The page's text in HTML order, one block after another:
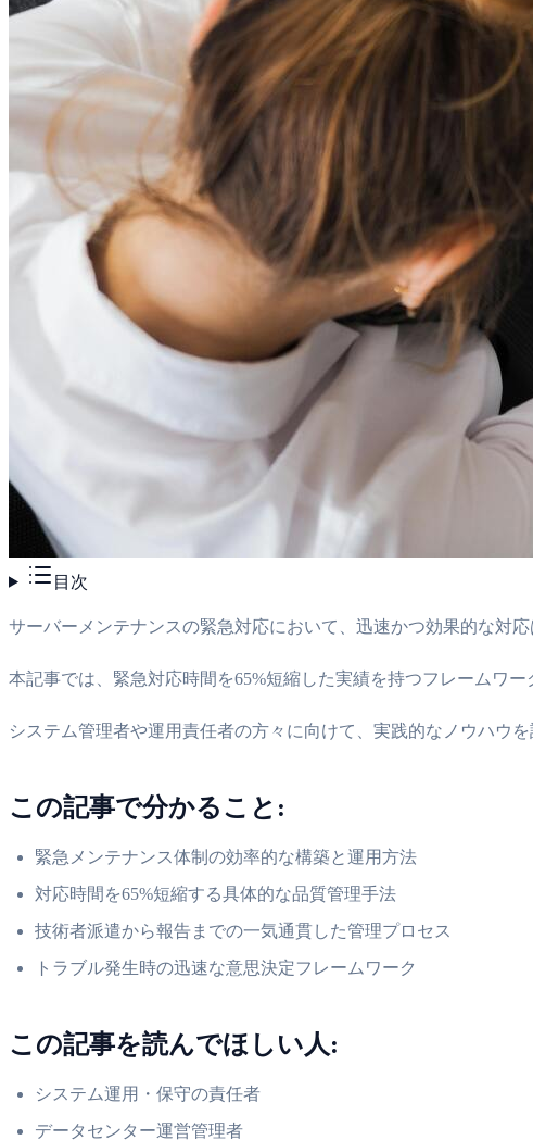
目次
サーバーメンテナンスの緊急対応において、迅速かつ効果的な対
本記事では、緊急対応時間を65%短縮した実績を持つフレームワ
システム管理者や運用責任者の方々に向けて、実践的なノウハウを
この記事で分かること:
緊急メンテナンス体制の効率的な構築と運用方法
対応時間を65%短縮する具体的な品質管理手法
技術者派遣から報告までの一気通貫した管理プロセス
トラブル発生時の迅速な意思決定フレームワーク
この記事を読んでほしい人:
システム運用・保守の責任者
データセンター運営管理者